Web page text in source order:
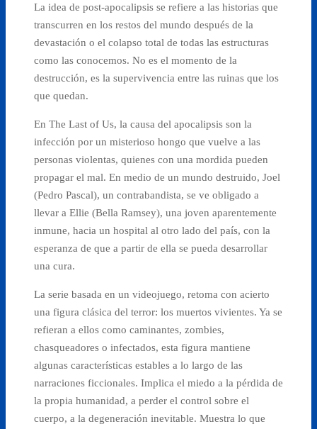
La idea de post-apocalipsis se refiere a las historias que
transcurren en los restos del mundo después de la
devastación o el colapso total de todas las estructuras
como las conocemos. No es el momento de la
destrucción, es la supervivencia entre las ruinas que los
que quedan.
En The Last of Us, la causa del apocalipsis son la
infección por un misterioso hongo que vuelve a las
personas violentas, quienes con una mordida pueden
propagar el mal. En medio de un mundo destruido, Joel
(Pedro Pascal), un contrabandista, se ve obligado a
llevar a Ellie (Bella Ramsey), una joven aparentemente
inmune, hacia un hospital al otro lado del país, con la
esperanza de que a partir de ella se pueda desarrollar
una cura.
La serie basada en un videojuego, retoma con acierto
una figura clásica del terror: los muertos vivientes. Ya se
refieran a ellos como caminantes, zombies,
chasqueadores o infectados, esta figura mantiene
algunas características estables a lo largo de las
narraciones ficcionales. Implica el miedo a la pérdida de
la propia humanidad, a perder el control sobre el
cuerpo, a la degeneración inevitable. Muestra lo que